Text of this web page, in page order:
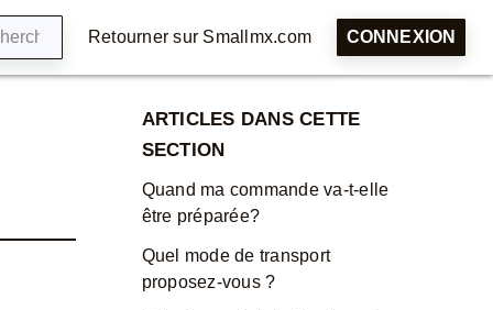
Retourner sur Smallmx.com CONNEXION
ARTICLES DANS CETTE
SECTION
Quand ma commande va-t-elle
être préparée?
Quel mode de transport
proposez-vous ?